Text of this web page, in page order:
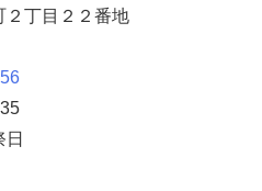
２丁目２２番地